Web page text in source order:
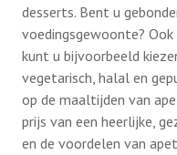
Ledenvoordeel
Speerpunten
Afdelingen
desserts. Bent u
voedingsgewoonte?
kunt u bijvoorbeeld
vegetarisch, halal en
op de maaltijden van
prijs van een heerlijke,
en de voordelen van